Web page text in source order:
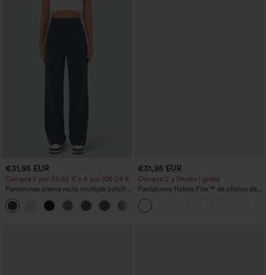
€31,95 EUR
Compra 2 por 52,62 € o 4 por 105,24 €.
Pantalones pierna recta múltiple bolsillo
botón tiro alto
€31,95 EUR
Compra 2 y llévate 1 gratis
Pantalones Halara Flex™ de oficina de
tiro alto ligeramente acampanados con
bolsillos